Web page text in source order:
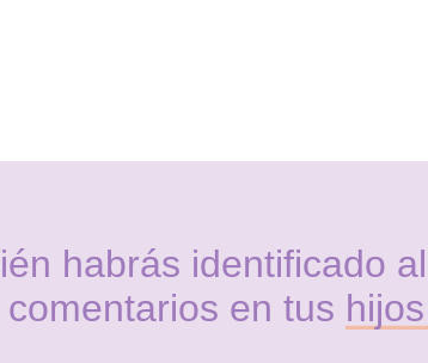
habrás identificado
en tus